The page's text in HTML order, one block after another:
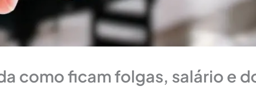
como ficam folgas, salário e